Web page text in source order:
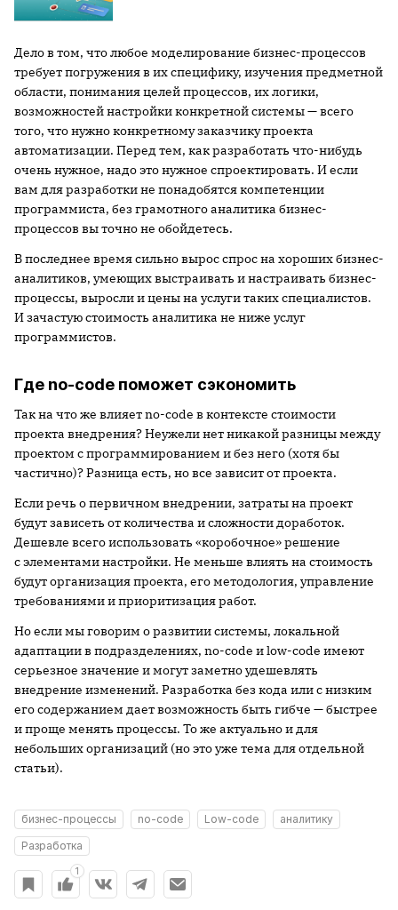
Дело в том, что любое моделирование бизнес-процессов
требует погружения в их специфику, изучения предметной
области, понимания целей процессов, их логики,
возможностей настройки конкретной системы — всего
того, что нужно конкретному заказчику проекта
автоматизации. Перед тем, как разработать что-нибудь
очень нужное, надо это нужное спроектировать. И если
вам для разработки не понадобятся компетенции
программиста, без грамотного аналитика бизнес-
процессов вы точно не обойдетесь.
В последнее время сильно вырос спрос на хороших бизнес-
аналитиков, умеющих выстраивать и настраивать бизнес-
процессы, выросли и цены на услуги таких специалистов.
И зачастую стоимость аналитика не ниже услуг
программистов.
Где no-code поможет сэкономить
Так на что же влияет no-code в контексте стоимости
проекта внедрения? Неужели нет никакой разницы между
проектом с программированием и без него (хотя бы
частично)? Разница есть, но все зависит от проекта.
Если речь о первичном внедрении, затраты на проект
будут зависеть от количества и сложности доработок.
Дешевле всего использовать «коробочное» решение
с элементами настройки. Не меньше влиять на стоимость
будут организация проекта, его методология, управление
требованиями и приоритизация работ.
Но если мы говорим о развитии системы, локальной
адаптации в подразделениях, no-code и low-code имеют
серьезное значение и могут заметно удешевлять
внедрение изменений. Разработка без кода или с низким
его содержанием дает возможность быть гибче — быстрее
и проще менять процессы. То же актуально и для
небольших организаций (но это уже тема для отдельной
статьи).
бизнес-процессы no-code Low-code
аналитику
Разработка
1